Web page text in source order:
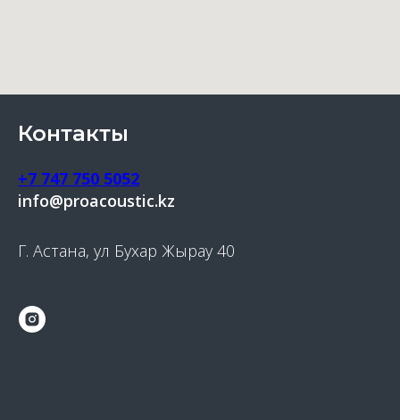
Контакты
+7 747 750 5052
info@proacoustic.kz
Г. Астана, ул Бухар Жырау 40